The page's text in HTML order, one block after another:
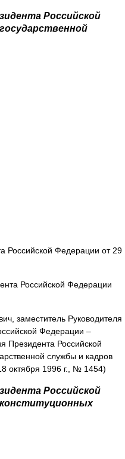
Российской
Российской Федерации от 29
Российской Федерации
заместитель Руководителя
Федерации –
Президента Российской
службы и кадров
октября 1996 г., № 1454)
Российской